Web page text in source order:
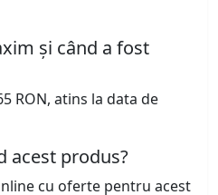
și când a fost
RON, atins la data de
acest produs?
cu oferte pentru acest